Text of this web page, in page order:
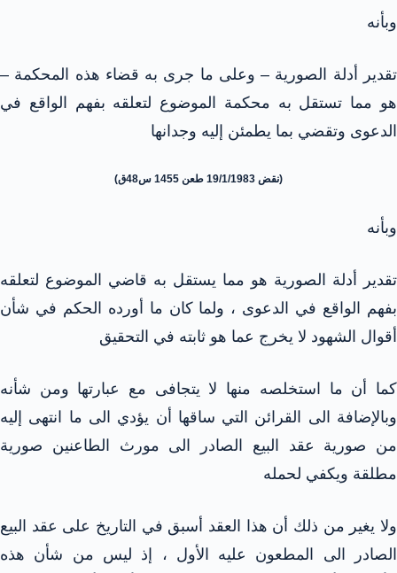
وبأنه
تقدير أدلة الصورية – وعلى ما جرى به قضاء هذه المحكمة –
هو مما تستقل به محكمة الموضوع لتعلقه بفهم الواقع في
الدعوى وتقضي بما يطمئن إليه وجدانها
(نقض 19/1/1983 طعن 1455 س48ق)
وبأنه
تقدير أدلة الصورية هو مما يستقل به قاضي الموضوع لتعلقه
بفهم الواقع في الدعوى ، ولما كان ما أورده الحكم في شأن
أقوال الشهود لا يخرج عما هو ثابته في التحقيق
كما أن ما استخلصه منها لا يتجافى مع عبارتها ومن شأنه
وبالإضافة الى القرائن التي ساقها أن يؤدي الى ما انتهى إليه
من صورية عقد البيع الصادر الى مورث الطاعنين صورية
مطلقة ويكفي لحمله
ولا يغير من ذلك أن هذا العقد أسبق في التاريخ على عقد البيع
الصادر الى المطعون عليه الأول ، إذ ليس من شأن هذه